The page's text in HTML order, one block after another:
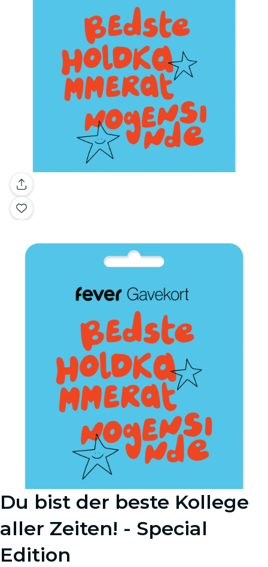
Du bist der beste Kollege
aller Zeiten! - Special
Edition